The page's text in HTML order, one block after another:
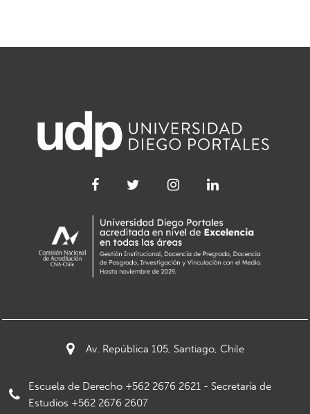
Av. República 105, Santiago, Chile
Escuela de Derecho +562 2676 2621 - Secretaría de
Estudios +562 2676 2607